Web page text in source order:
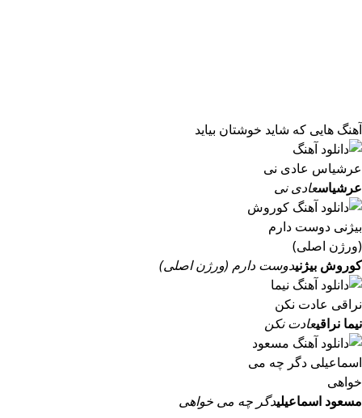
آهنگ هایی که شاید خوشتان بیاید
عرشیاسعادی نی
کوروش بیژنیدوست دارم (ورژن اصلی)
نیما نراقیعادت نکن
مسعود اسماعیلیدگر چه می خواهی